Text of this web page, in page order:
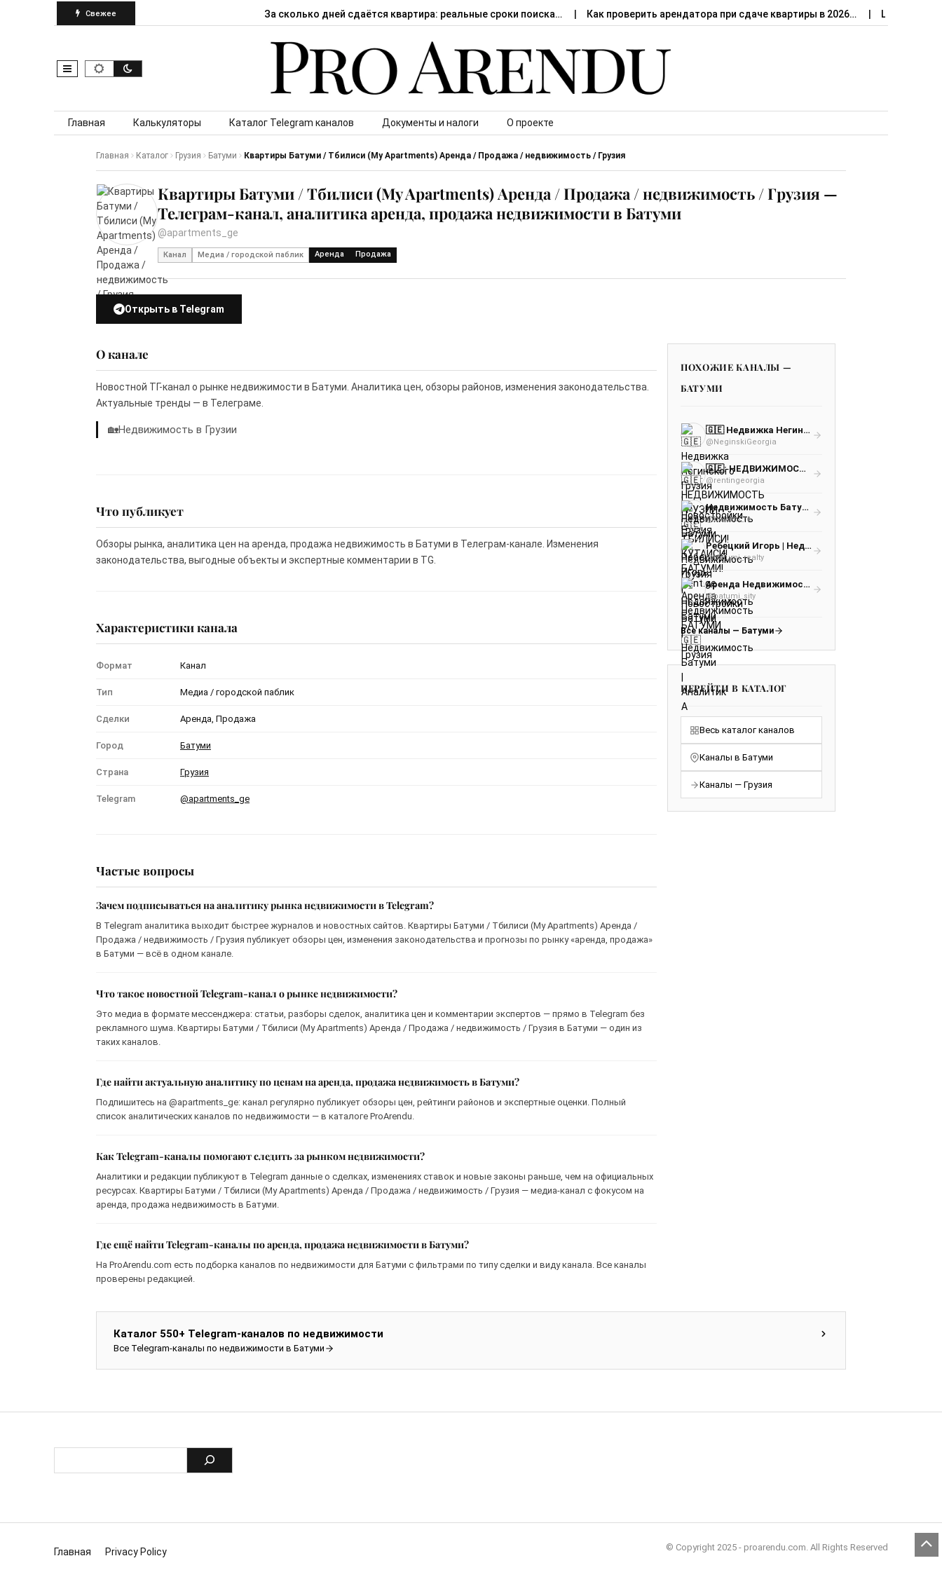
Свежее За сколько дней сдаётся квартира: реальные сроки поиска… Как проверить арендатора при сдаче квартиры в 2026… Штраф за
Skip to content
Главная Калькуляторы Каталог Telegram каналов Документы и налоги О проекте
Главная Каталог Грузия Батуми Квартиры Батуми / Тбилиси (My Apartments) Аренда / Продажа / недвижимость / Грузия
Квартиры Батуми / Тбилиси (My Apartments) Аренда / Продажа / недвижимость / Грузия —
Телеграм-канал, аналитика аренда, продажа недвижимости в Батуми
@apartments_ge
Канал Медиа / городской паблик Аренда Продажа
Открыть в Telegram
О канале
Новостной ТГ-канал о рынке недвижимости в Батуми. Аналитика цен, обзоры районов, изменения законодательства.
Актуальные тренды — в Телеграме.
🏡Недвижимость в Грузии
Что публикует
Обзоры рынка, аналитика цен на аренда, продажа недвижимость в Батуми в Телеграм-канале. Изменения
законодательства, выгодные объекты и экспертные комментарии в TG.
Характеристики канала
Формат Канал
Тип Медиа / городской паблик
Сделки Аренда, Продажа
Город Батуми
Страна Грузия
Telegram @apartments_ge
Частые вопросы
Зачем подписываться на аналитику рынка недвижимости в Telegram?
В Telegram аналитика выходит быстрее журналов и новостных сайтов. Квартиры Батуми / Тбилиси (My Apartments) Аренда /
Продажа / недвижимость / Грузия публикует обзоры цен, изменения законодательства и прогнозы по рынку «аренда, продажа»
в Батуми — всё в одном канале.
Что такое новостной Telegram-канал о рынке недвижимости?
Это медиа в формате мессенджера: статьи, разборы сделок, аналитика цен и комментарии экспертов — прямо в Telegram без
рекламного шума. Квартиры Батуми / Тбилиси (My Apartments) Аренда / Продажа / недвижимость / Грузия в Батуми — один из
таких каналов.
Где найти актуальную аналитику по ценам на аренда, продажа недвижимость в Батуми?
Подпишитесь на @apartments_ge: канал регулярно публикует обзоры цен, рейтинги районов и экспертные оценки. Полный
список аналитических каналов по недвижимости — в каталоге ProArendu.
Как Telegram-каналы помогают следить за рынком недвижимости?
Аналитики и редакции публикуют в Telegram данные о сделках, изменениях ставок и новые законы раньше, чем на официальных
ресурсах. Квартиры Батуми / Тбилиси (My Apartments) Аренда / Продажа / недвижимость / Грузия — медиа-канал с фокусом на
аренда, продажа недвижимость в Батуми.
Где ещё найти Telegram-каналы по аренда, продажа недвижимости в Батуми?
На ProArendu.com есть подборка каналов по недвижимости для Батуми с фильтрами по типу сделки и виду канала. Все каналы
проверены редакцией.
ПОХОЖИЕ КАНАЛЫ —
БАТУМИ
🇬🇪 Недвижка Негинского Грузия | Новостройки Грузия | Недвижимость Грузия | Новостройки Батуми | Недвижимость Батуми | Аналитик А
@NeginskiGeorgia
🇬🇪: НЕДВИЖИМОСТЬ ГРУЗИИ🇬🇪: ТБИЛИСИ! КУТАИСИ! БАТУМИ! Rent.ge
@rentingeorgia
Недвижимость Батуми
@batumi_re
Ребецкий Игорь | Недвижимость Батуми
@batumi_realty
Аренда Недвижимость БАТУМИ 🇬🇪 Грузия
@batumi_sity
Все каналы — Батуми
ПЕРЕЙТИ В КАТАЛОГ
Весь каталог каналов
Каналы в Батуми
Каналы — Грузия
Каталог 550+ Telegram-каналов по недвижимости
Все Telegram-каналы по недвижимости в Батуми
Главная Privacy Policy © Copyright 2025 - proarendu.com. All Rights Reserved